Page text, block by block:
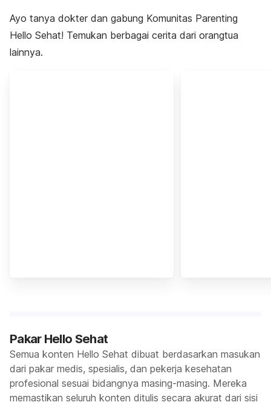
Ayo tanya dokter dan gabung Komunitas Parenting
Hello Sehat! Temukan berbagai cerita dari orangtua
lainnya.
Pakar Hello Sehat
Semua konten Hello Sehat dibuat berdasarkan masukan
dari pakar medis, spesialis, dan pekerja kesehatan
profesional sesuai bidangnya masing-masing. Mereka
memastikan seluruh konten ditulis secara akurat dari sisi